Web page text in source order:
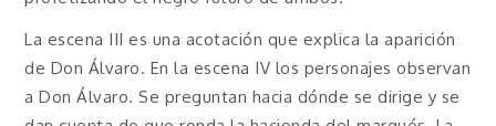
La escena III es una acotación que explica la aparición
de Don Álvaro. En la escena IV los personajes observan
a Don Álvaro. Se preguntan hacia dónde se dirige y se